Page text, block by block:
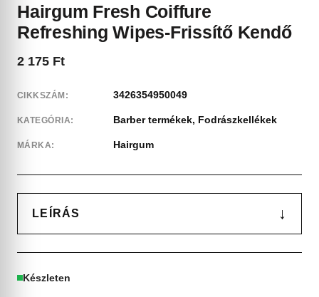
Hairgum Fresh Coiffure
Refreshing Wipes-Frissítő Kendő
2 175 Ft
CIKKSZÁM: 3426354950049
KATEGÓRIA: Barber termékek, Fodrászkellékek
MÁRKA: Hairgum
LEÍRÁS ↓
Készleten